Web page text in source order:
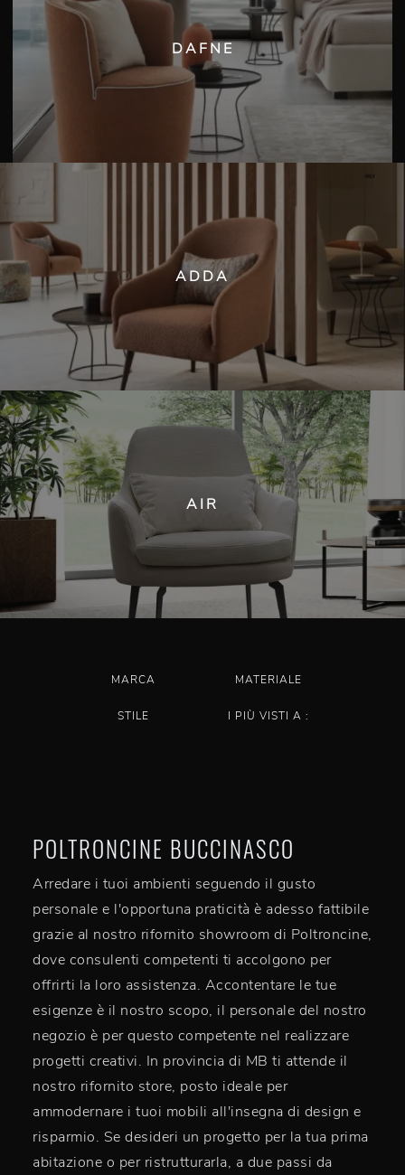
DAFNE
ADDA
AIR
MARCA MATERIALE
STILE I PIÙ VISTI A :
POLTRONCINE BUCCINASCO
Arredare i tuoi ambienti seguendo il gusto
personale e l'opportuna praticità è adesso fattibile
grazie al nostro rifornito showroom di Poltroncine,
dove consulenti competenti ti accolgono per
offrirti la loro assistenza. Accontentare le tue
esigenze è il nostro scopo, il personale del nostro
negozio è per questo competente nel realizzare
progetti creativi. In provincia di MB ti attende il
nostro rifornito store, posto ideale per
ammodernare i tuoi mobili all'insegna di design e
risparmio. Se desideri un progetto per la tua prima
abitazione o per ristrutturarla, a due passi da